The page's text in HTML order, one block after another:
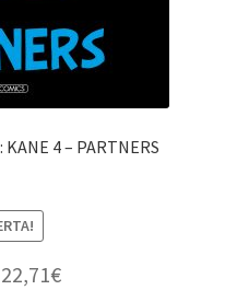
KANE 4 – PARTNERS
22,71€